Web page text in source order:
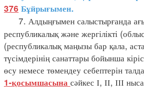
376 Бұйрығымен.
7. Алдыңғымен салыстырғанда
республикалық және жергілікті
(республикалық маңызы бар қала,
түсімдерінің санаттары бойынша
өсу немесе төмендеу себептерін
1-қосымшасына сәйкес І, ІІ, ІІІ